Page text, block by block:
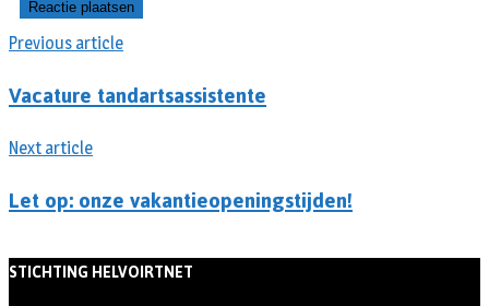
Previous article
Vacature tandartsassistente
Next article
Let op: onze vakantieopeningstijden!
STICHTING HELVOIRTNET